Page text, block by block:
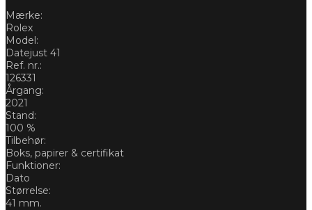
Mærke:
Rolex
Model:
Datejust 41
Ref. nr.:
126331
Årgang:
2021
Stand:
100 %
Tilbehør:
Boks, papirer & certifikat
Funktioner:
Dato
Størrelse:
41 mm.